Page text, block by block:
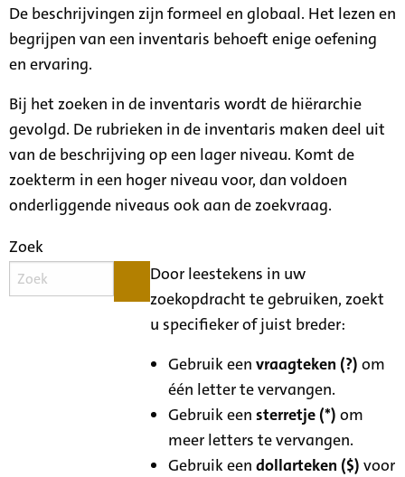
De beschrijvingen zijn formeel en globaal. Het lezen en
begrijpen van een inventaris behoeft enige oefening
en ervaring.
Bij het zoeken in de inventaris wordt de hiërarchie
gevolgd. De rubrieken in de inventaris maken deel uit
van de beschrijving op een lager niveau. Komt de
zoekterm in een hoger niveau voor, dan voldoen
onderliggende niveaus ook aan de zoekvraag.
Zoek
Door leestekens in uw
zoekopdracht te gebruiken, zoekt
u specifieker of juist breder:
Gebruik eenvraagteken (?) om
één letter te vervangen.
Gebruik eensterretje (*) om
meer letters te vervangen.
Gebruik eendollarteken ($) voor